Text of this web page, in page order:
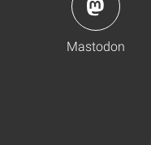
Mastodon